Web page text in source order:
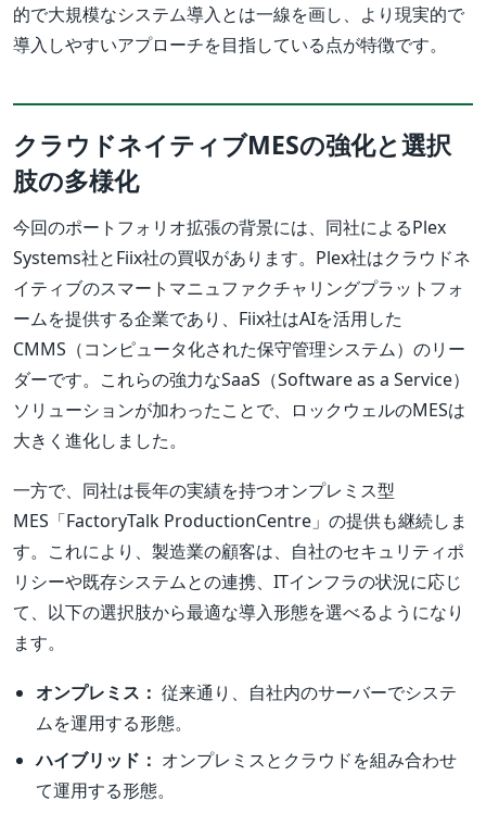
的で大規模なシステム導入とは一線を画し、より現実的で
導入しやすいアプローチを目指している点が特徴です。
クラウドネイティブMESの強化と選択
肢の多様化
今回のポートフォリオ拡張の背景には、同社によるPlex
Systems社とFiix社の買収があります。Plex社はクラウドネ
イティブのスマートマニュファクチャリングプラットフォ
ームを提供する企業であり、Fiix社はAIを活用した
CMMS（コンピュータ化された保守管理システム）のリー
ダーです。これらの強力なSaaS（Software as a Service）
ソリューションが加わったことで、ロックウェルのMESは
大きく進化しました。
一方で、同社は長年の実績を持つオンプレミス型
MES「FactoryTalk ProductionCentre」の提供も継続しま
す。これにより、製造業の顧客は、自社のセキュリティポ
リシーや既存システムとの連携、ITインフラの状況に応じ
て、以下の選択肢から最適な導入形態を選べるようになり
ます。
オンプレミス： 従来通り、自社内のサーバーでシステ
ムを運用する形態。
ハイブリッド： オンプレミスとクラウドを組み合わせ
て運用する形態。